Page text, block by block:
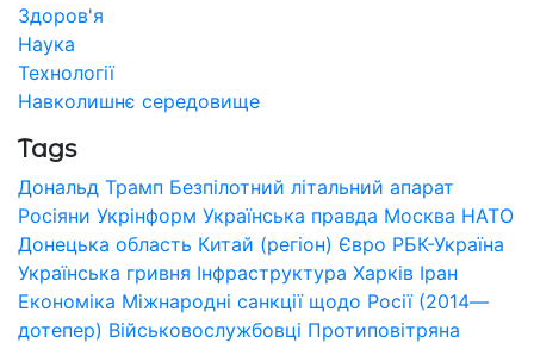
Здоров'я
Наука
Технології
Навколишнє середовище
Tags
Дональд Трамп Безпілотний літальний апарат
Росіяни Укрінформ Українська правда Москва НАТО
Донецька область Китай (регіон) Євро РБК-Україна
Українська гривня Інфраструктура Харків Іран
Економіка Міжнародні санкції щодо Росії (2014—
дотепер) Військовослужбовці Протиповітряна